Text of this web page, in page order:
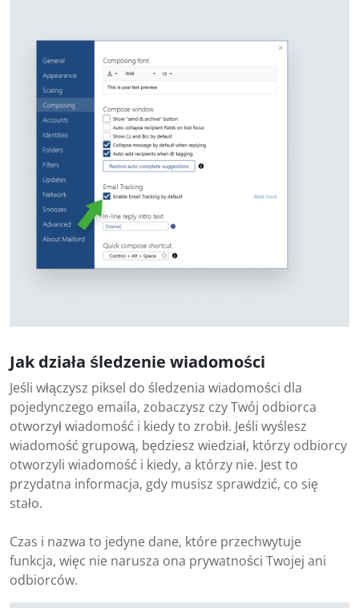
Jak działa śledzenie wiadomości
Jeśli włączysz piksel do śledzenia wiadomości dla
pojedynczego emaila, zobaczysz czy Twój odbiorca
otworzył wiadomość i kiedy to zrobił. Jeśli wyślesz
wiadomość grupową, będziesz wiedział, którzy odbiorcy
otworzyli wiadomość i kiedy, a którzy nie. Jest to
przydatna informacja, gdy musisz sprawdzić, co się
stało.
Czas i nazwa to jedyne dane, które przechwytuje
funkcja, więc nie narusza ona prywatności Twojej ani
odbiorców.